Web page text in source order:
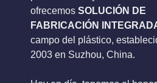
ofrecemos SOLUCIÓN DE
FABRICACIÓN
campo del plástico,
2003 en Suzhou, China.